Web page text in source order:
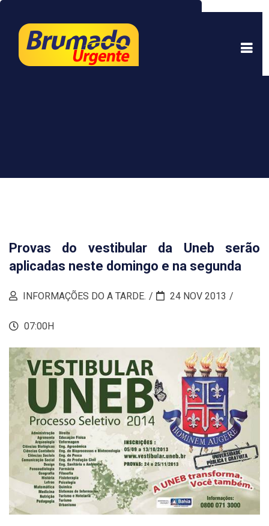
experiência. Ao continuar a navegar, você está
de acordo com isso.Saber mais.
Provas do vestibular da Uneb serão
aplicadas neste domingo e na segunda
INFORMAÇÕES DO A TARDE. 24 NOV 2013
07:00H